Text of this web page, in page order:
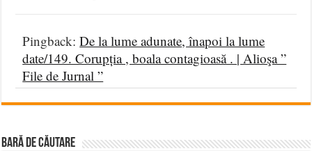
Pingback:De la lume adunate, înapoi la lume
date/149. Corupția , boala contagioasă . | Alioşa ”
File de Jurnal ”
BARĂ DE CĂUTARE